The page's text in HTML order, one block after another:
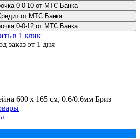
0-0-10 от МТС Банка
от МТС Банка
0-0-12 от МТС Банка
в 1 клик
заказ от 1 дня
600 х 165 см, 0.6/0.6мм Бриз